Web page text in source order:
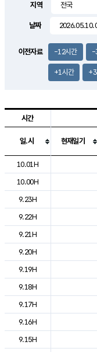
지역
날짜
이전자료 -12시간 -
+1시간
도시별 기상실황표로 지
시간
일.시 현재일기
10.01H
10.00H
9.23H
9.22H
9.21H
9.20H
9.19H
9.18H
9.17H
9.16H
9.15H